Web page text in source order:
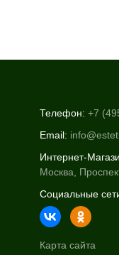
Телефон: +7
Email:
Интернет-
Москва,
Социальные
Карта сайта